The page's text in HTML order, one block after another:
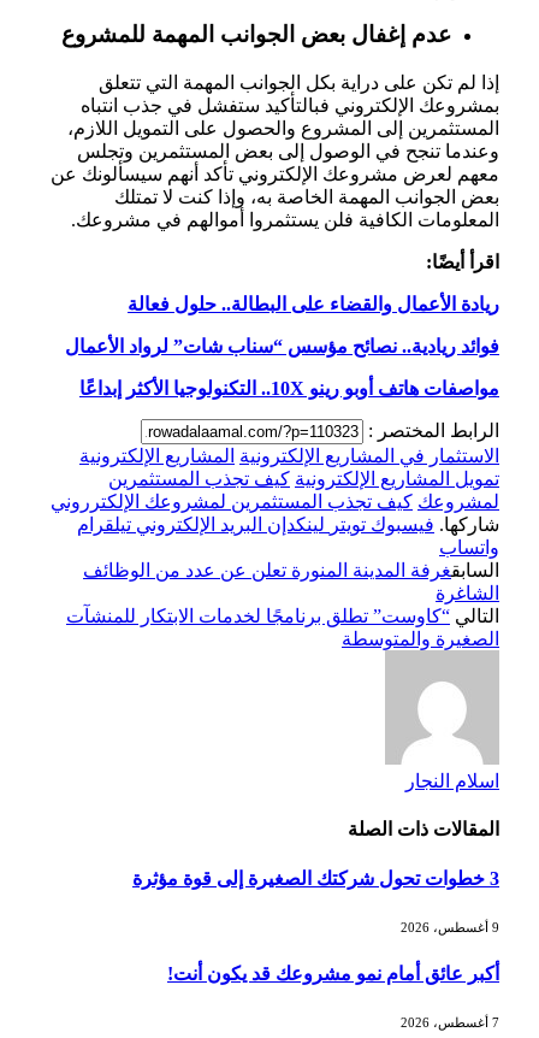
عدم إغفال بعض الجوانب المهمة للمشروع
إذا لم تكن على دراية بكل الجوانب المهمة التي تتعلق
بمشروعك الإلكتروني فبالتأكيد ستفشل في جذب انتباه
المستثمرين إلى المشروع والحصول على التمويل اللازم،
وعندما تنجح في الوصول إلى بعض المستثمرين وتجلس
معهم لعرض مشروعك الإلكتروني تأكد أنهم سيسألونك عن
بعض الجوانب المهمة الخاصة به، وإذا كنت لا تمتلك
المعلومات الكافية فلن يستثمروا أموالهم في مشروعك.
اقرأ أيضًا:
ريادة الأعمال والقضاء على البطالة.. حلول فعالة
فوائد ريادية.. نصائح مؤسس “سناب شات” لرواد الأعمال
مواصفات هاتف أوبو رينو 10X.. التكنولوجيا الأكثر إبداعًا
الرابط المختصر :
الاستثمار في المشاريع الإلكترونية
المشاريع الإلكترونية
تمويل المشاريع الإلكترونية كيف تجذب المستثمرين
لمشروعك كيف تجذب المستثمرين لمشروعك الإلكترروني
شاركها. فيسبوك تويتر لينكدإن البريد الإلكتروني تيلقرام
واتساب
السابقغرفة المدينة المنورة تعلن عن عدد من الوظائف
الشاغرة
التالي “كاوست” تطلق برنامجًا لخدمات الابتكار للمنشآت
الصغيرة والمتوسطة
اسلام النجار
المقالات ذات الصلة
3 خطوات تحول شركتك الصغيرة إلى قوة مؤثرة
9 أغسطس، 2026
أكبر عائق أمام نمو مشروعك قد يكون أنت!
7 أغسطس، 2026